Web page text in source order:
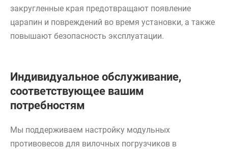
закругленные края предотвращают появление
царапин и повреждений во время установки, а также
повышают безопасность эксплуатации.
Индивидуальное обслуживание,
соответствующее вашим
потребностям
Мы поддерживаем настройку модульных
противовесов для вилочных погрузчиков в